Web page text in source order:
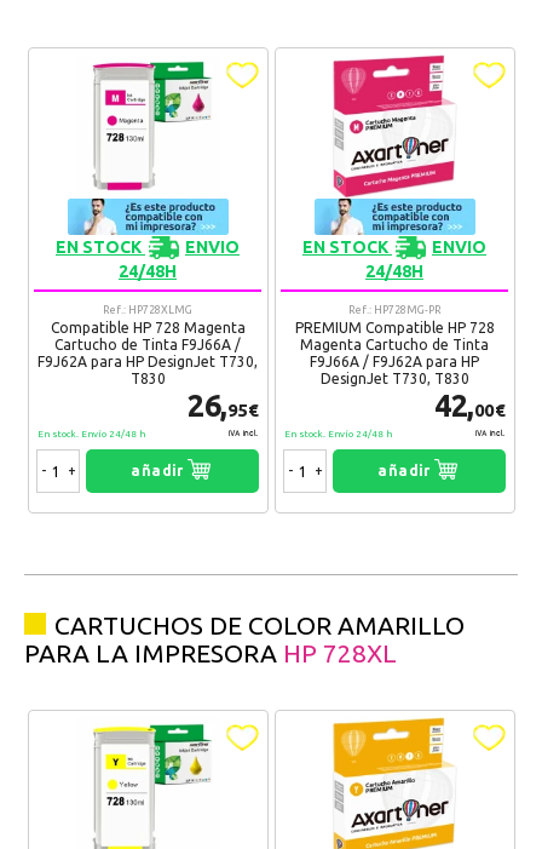
EN STOCK
ENVIO
24/48H
Ref.: HP728XLMG
Compatible HP 728 Magenta
Cartucho de Tinta F9J66A /
F9J62A para HP DesignJet T730,
T830
26,95€
IVA Incl.
En stock. Envío 24/48 h
- + añadir
EN STOCK
ENVIO
24/48H
Ref.: HP728MG-PR
PREMIUM Compatible HP 728
Magenta Cartucho de Tinta
F9J66A / F9J62A para HP
DesignJet T730, T830
42,00€
IVA Incl.
En stock. Envío 24/48 h
- + añadir
CARTUCHOS DE COLOR AMARILLO
PARA LA IMPRESORA HP 728XL